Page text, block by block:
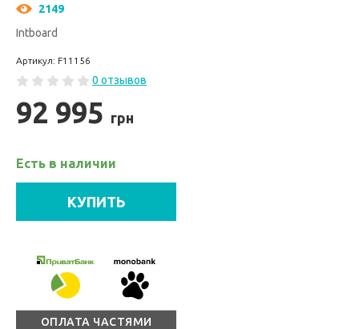
2149
Intboard
Артикул: F11156
0 отзывов
92 995 грн
Есть в наличии
КУПИТЬ
ОПЛАТА ЧАСТЯМИ